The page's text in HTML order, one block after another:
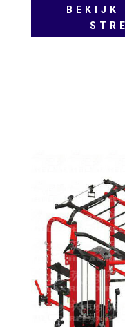
BEKIJK